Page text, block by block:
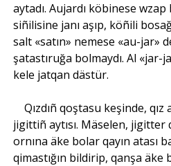
aytadı. Aujardı köbinese
siñilisine janı aşıp, köñili
salt «satın» nemese «au-jar»
şatastıruğa bolmaydı. Al «jar-
kele jatqan dästür.
Qızdıñ qoştasu keşinde, qız
jigittiñ aytısı. Mäselen, jigitter
ornına äke bolar qayın atası
qimastığın bildirip, qanşa äke